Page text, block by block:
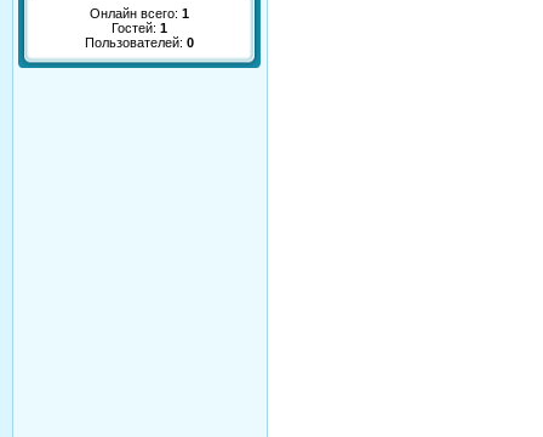
Онлайн всего: 1
Гостей: 1
Пользователей: 0